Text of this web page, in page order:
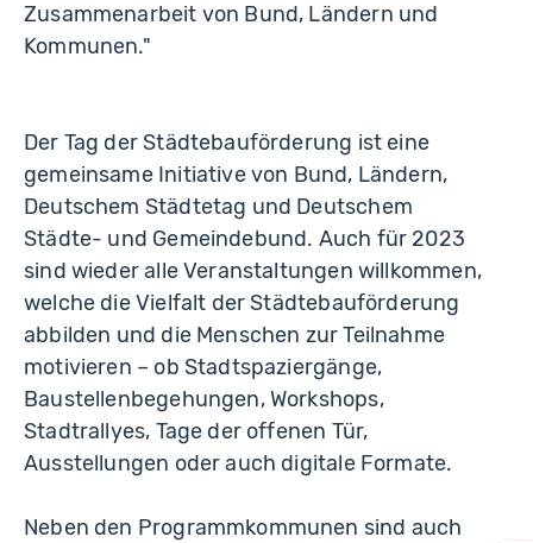
Zusammenarbeit von Bund, Ländern und
Kommunen."
Der Tag der Städtebauförderung ist eine
gemeinsame Initiative von Bund, Ländern,
Deutschem Städtetag und Deutschem
Städte- und Gemeindebund. Auch für 2023
sind wieder alle Veranstaltungen willkommen,
welche die Vielfalt der Städtebauförderung
abbilden und die Menschen zur Teilnahme
motivieren – ob Stadtspaziergänge,
Baustellenbegehungen, Workshops,
Stadtrallyes, Tage der offenen Tür,
Ausstellungen oder auch digitale Formate.
Neben den Programmkommunen sind auch